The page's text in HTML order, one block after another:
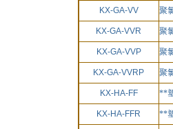
KX-GA-VV
聚
KX-GA-VVR 聚
KX-GA-VVP 聚
KX-GA-VVRP 聚
KX-HA-FF **
KX-HA-FFR **